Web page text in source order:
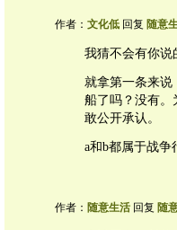
作者： 文化低回复 随意
我猜不会有你说
就拿第一条来说
船了吗？没有。
敢公开承认。
a和b都属于战争
作者： 随意生活回复 随